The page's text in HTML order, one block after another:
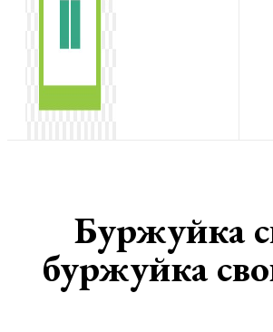
Буржуйка
буржуйка